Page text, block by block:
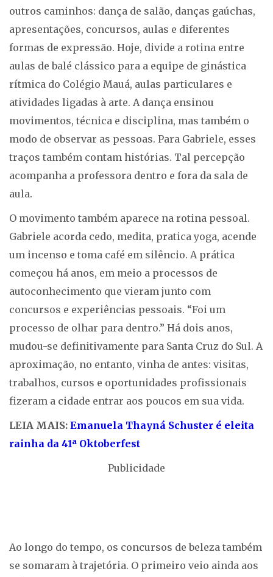
outros caminhos: dança de salão, danças gaúchas,
apresentações, concursos, aulas e diferentes
formas de expressão. Hoje, divide a rotina entre
aulas de balé clássico para a equipe de ginástica
rítmica do Colégio Mauá, aulas particulares e
atividades ligadas à arte. A dança ensinou
movimentos, técnica e disciplina, mas também o
modo de observar as pessoas. Para Gabriele, esses
traços também contam histórias. Tal percepção
acompanha a professora dentro e fora da sala de
aula.
O movimento também aparece na rotina pessoal.
Gabriele acorda cedo, medita, pratica yoga, acende
um incenso e toma café em silêncio. A prática
começou há anos, em meio a processos de
autoconhecimento que vieram junto com
concursos e experiências pessoais. “Foi um
processo de olhar para dentro.” Há dois anos,
mudou-se definitivamente para Santa Cruz do Sul. A
aproximação, no entanto, vinha de antes: visitas,
trabalhos, cursos e oportunidades profissionais
fizeram a cidade entrar aos poucos em sua vida.
LEIA MAIS: Emanuela Thayná Schuster é eleita
rainha da 41ª Oktoberfest
Publicidade
Ao longo do tempo, os concursos de beleza também
se somaram à trajetória. O primeiro veio ainda aos